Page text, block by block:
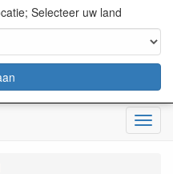
Menu
Selecteer uw land